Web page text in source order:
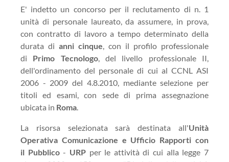
E' indetto un concorso per il reclutamento di n. 1
unità di personale laureato, da assumere, in prova,
con contratto di lavoro a tempo determinato della
durata di anni cinque, con il profilo professionale
di Primo Tecnologo, del livello professionale II,
dell'ordinamento del personale di cui al CCNL ASI
2006 - 2009 del 4.8.2010, mediante selezione per
titoli ed esami, con sede di prima assegnazione
ubicata in Roma.
La risorsa selezionata sarà destinata all'Unità
Operativa Comunicazione e Ufficio Rapporti con
il Pubblico- URPper le attività di cui alla legge 7